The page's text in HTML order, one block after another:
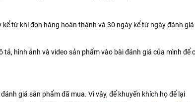
từ khi đơn hàng hoàn thành và 30 ngày kể từ ngày đánh giá
hình ảnh và video sản phẩm vào bài đánh giá của mình để
giá sản phẩm đã mua. Vì vậy, để khuyến khích họ để lại